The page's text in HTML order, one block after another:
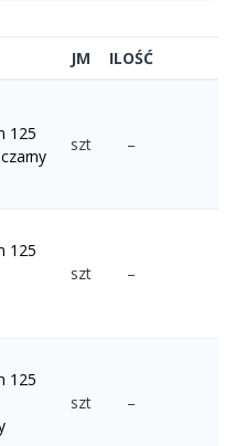
JM ILOŚĆ
125
szt –
125
szt –
125
szt –